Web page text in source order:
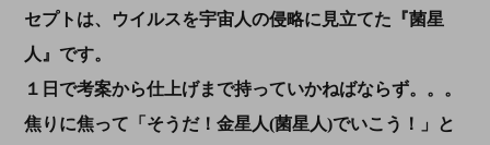
セプトは、ウイルスを宇宙人の侵略に見立てた『菌星
人』です。
１日で考案から仕上げまで持っていかねばならず。。。
焦りに焦って「そうだ！金星人(菌星人)でいこう！」と